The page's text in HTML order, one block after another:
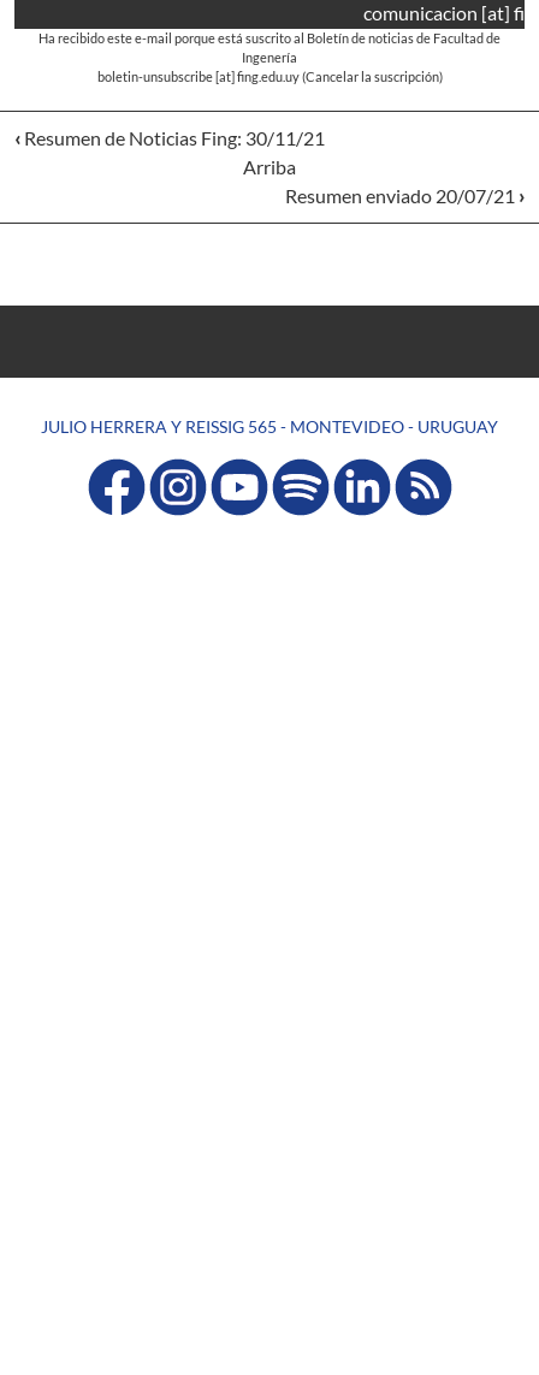
comunicacion [at]
Ha recibido este e-mail porque está suscrito al Boletín de noticias de Facultad de
Ingenería
boletin-unsubscribe[at]fing.edu.uy(Cancelar la suscripción)
‹ Resumen de Noticias Fing: 30/11/21
Arriba
Resumen enviado 20/07/21 ›
JULIO HERRERA Y REISSIG 565 - MONTEVIDEO - URUGUAY